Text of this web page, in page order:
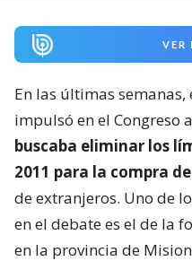
VER
En las últimas
impulsó en el Congreso
buscaba eliminar los
2011 para la compra
de extranjeros. Uno de
en el debate es el de la
en la provincia de